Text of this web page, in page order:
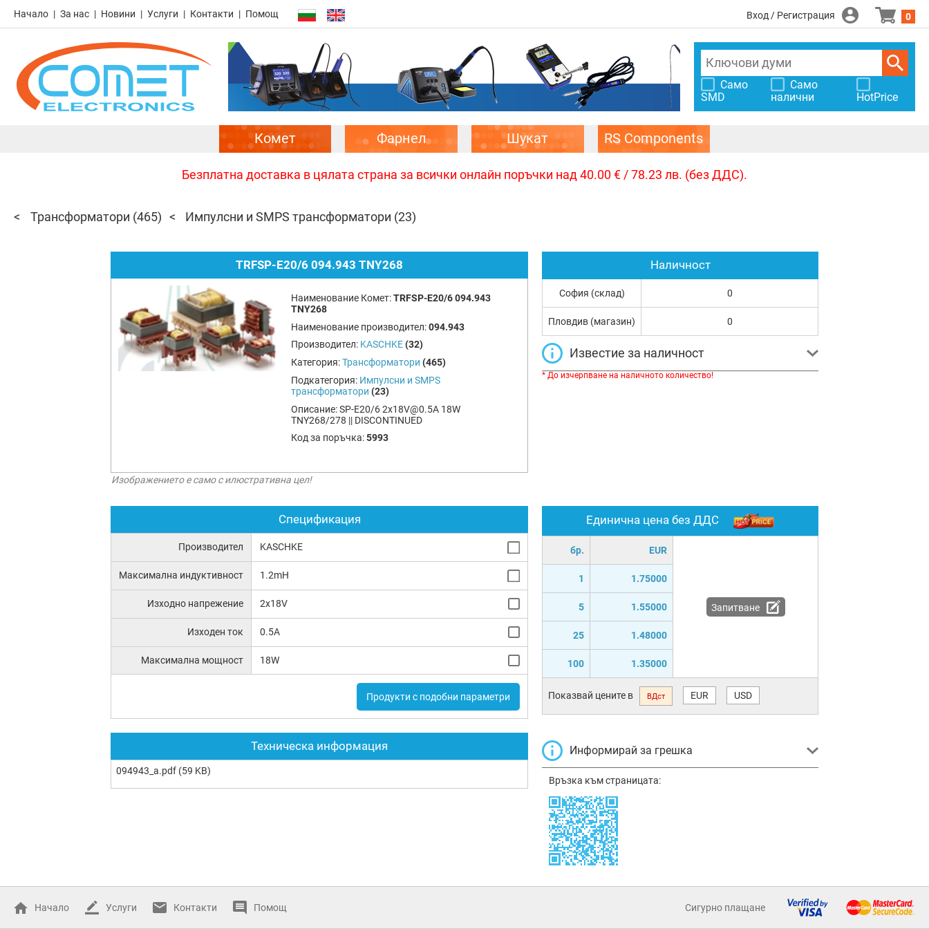
Начало За нас Новини Услуги Контакти Помощ Вход / Регистрация 0
Само
SMD
Само
налични
HotPrice
Комет Фарнел Шукат RS Components
Безплатна доставка в цялата страна за всички онлайн поръчки над 40.00 € / 78.23 лв. (без ДДС).
Трансформатори (465) Импулсни и SMPS трансформатори (23)
TRFSP-E20/6 094.943 TNY268
Наименование Комет:TRFSP-E20/6 094.943
TNY268
Наименование производител:094.943
Производител: KASCHKE (32)
Категория:Трансформатори (465)
Подкатегория: Импулсни и SMPS
трансформатори (23)
Описание:SP-E20/62x18V@0.5A18W
TNY268/278 || DISCONTINUED
Код за поръчка:5993
Изображението е само с илюстративна цел!
Спецификация
Производител KASCHKE
Максимална индуктивност 1.2mH
Изходно напрежение 2x18V
Изходен ток 0.5A
Максимална мощност 18W
Продукти с подобни параметри
Техническа информация
094943_a.pdf (59 KB)
Единична цена без ДДС
бр. EUR
1 1.75000
5 1.55000
25 1.48000
100 1.35000
Запитване
Показвай цените в ВДст EUR USD
Информирай за грешка
Връзка към страницата:
Наличност
София (склад) 0
Пловдив (магазин) 0
Известие за наличност
* До изчерпване на наличното количество!
Начало Услуги Контакти Помощ Сигурно плащане